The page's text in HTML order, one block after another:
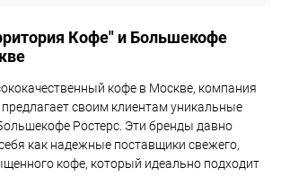
Кофе" и Большекофе
кофе в Москве, компания
своим клиентам уникальные
Ростерс. Эти бренды давно
как надежные поставщики свежего,
кофе, который идеально подходит